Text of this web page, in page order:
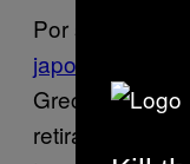
Por supuesto,
japoneses raros
Grecia
retiran las